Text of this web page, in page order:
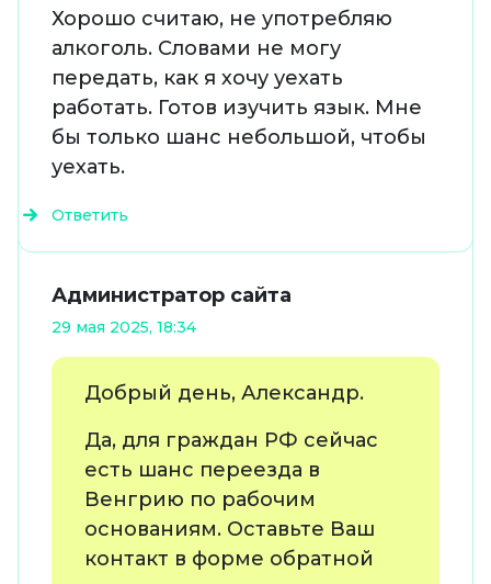
Хорошо считаю, не употребляю
алкоголь. Словами не могу
передать, как я хочу уехать
работать. Готов изучить язык. Мне
бы только шанс небольшой, чтобы
уехать.
Ответить
Администратор сайта
29 мая 2025, 18:34
Добрый день, Александр.
Да, для граждан РФ сейчас
есть шанс переезда в
Венгрию по рабочим
основаниям. Оставьте Ваш
контакт в форме обратной